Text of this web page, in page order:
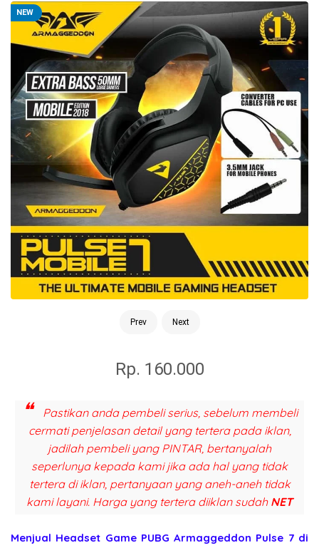
NEW
Prev Next
Rp. 160.000
Pastikan anda pembeli serius, sebelum membeli
cermati penjelasan detail yang tertera pada iklan,
jadilah pembeli yang PINTAR, bertanyalah
seperlunya kepada kami jika ada hal yang tidak
tertera di iklan, pertanyaan yang aneh-aneh tidak
kami layani. Harga yang tertera diiklan sudah NET
Menjual Headset Game PUBG Armaggeddon Pulse 7 di